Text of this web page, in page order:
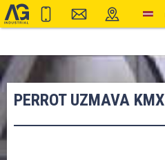
PERROT UZMAVA KMX